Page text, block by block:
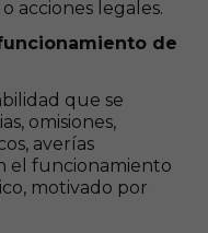
acciones legales.
de
que se
omisiones,
averías
el funcionamiento
motivado por